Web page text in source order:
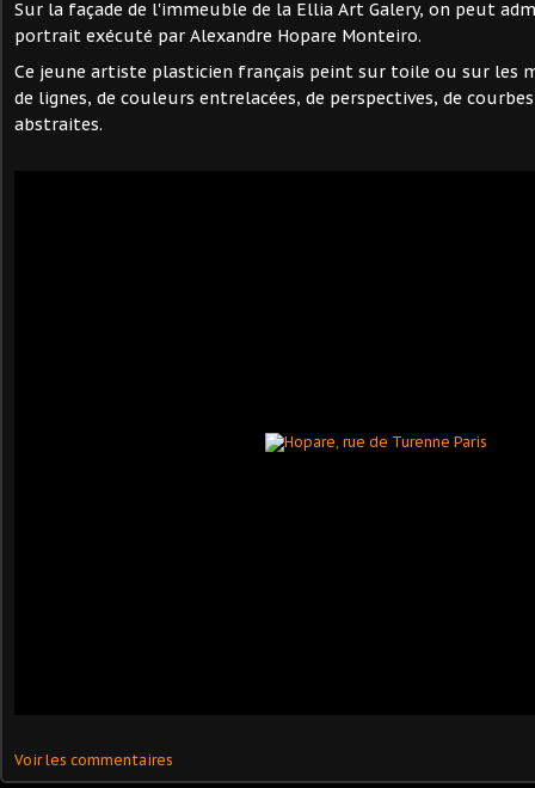
Sur la façade de l'immeuble de la Ellia Art Galery, on peut
portrait exécuté par Alexandre Hopare Monteiro.
Ce jeune artiste plasticien français peint sur toile ou sur les
de lignes, de couleurs entrelacées, de perspectives, de
abstraites.
Voir les commentaires